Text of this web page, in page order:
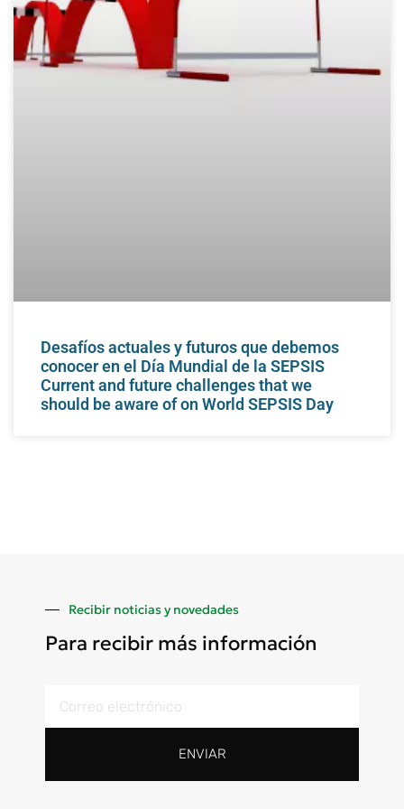
Desafíos actuales y futuros que debemos
conocer en el Día Mundial de la SEPSIS
Current and future challenges that we
should be aware of on World SEPSIS Day
Recibir noticias y novedades
Para recibir más información
ENVIAR